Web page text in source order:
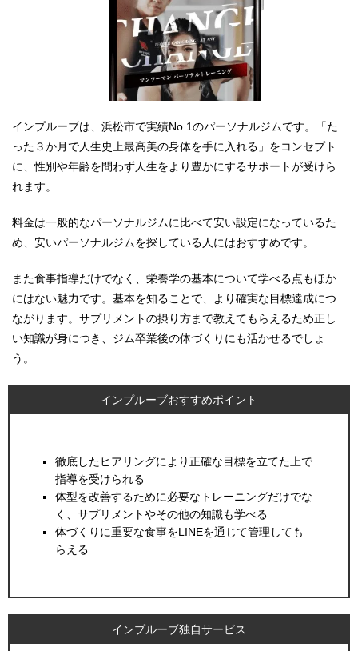
インプルーブは、浜松市で実績No.1のパーソナルジムです。「た
った３か月で人生史上最高美の身体を手に入れる」をコンセプト
に、性別や年齢を問わず人生をより豊かにするサポートが受けら
れます。
料金は一般的なパーソナルジムに比べて安い設定になっているた
め、安いパーソナルジムを探している人にはおすすめです。
また食事指導だけでなく、栄養学の基本について学べる点もほか
にはない魅力です。基本を知ることで、より確実な目標達成につ
ながります。サプリメントの摂り方まで教えてもらえるため正し
い知識が身につき、ジム卒業後の体づくりにも活かせるでしょ
う。
インプルーブおすすめポイント
徹底したヒアリングにより正確な目標を立てた上で
指導を受けられる
体型を改善するために必要なトレーニングだけでな
く、サプリメントやその他の知識も学べる
体づくりに重要な食事をLINEを通じて管理しても
らえる
インプルーブ独自サービス